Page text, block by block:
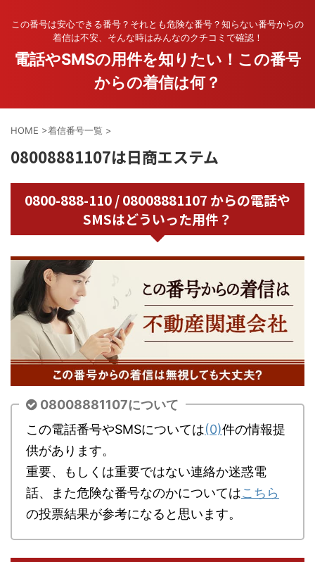
この番号は安心できる番号？それとも危険な番号？知らない番号からの
着信は不安、そんな時はみんなのクチコミで確認！
電話やSMSの用件を知りたい！この番号
からの着信は何？
HOME >着信番号一覧 >
08008881107は日商エステム
0800-888-110 / 08008881107 からの電話や
SMSはどういった用件？
08008881107について
この電話番号やSMSについては(0)件の情報提
供があります。
重要、もしくは重要ではない連絡か迷惑電
話、また危険な番号なのかについてはこちら
の投票結果が参考になると思います。